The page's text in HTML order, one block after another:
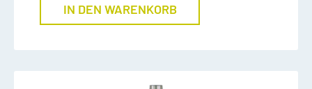
IN DEN WARENKORB